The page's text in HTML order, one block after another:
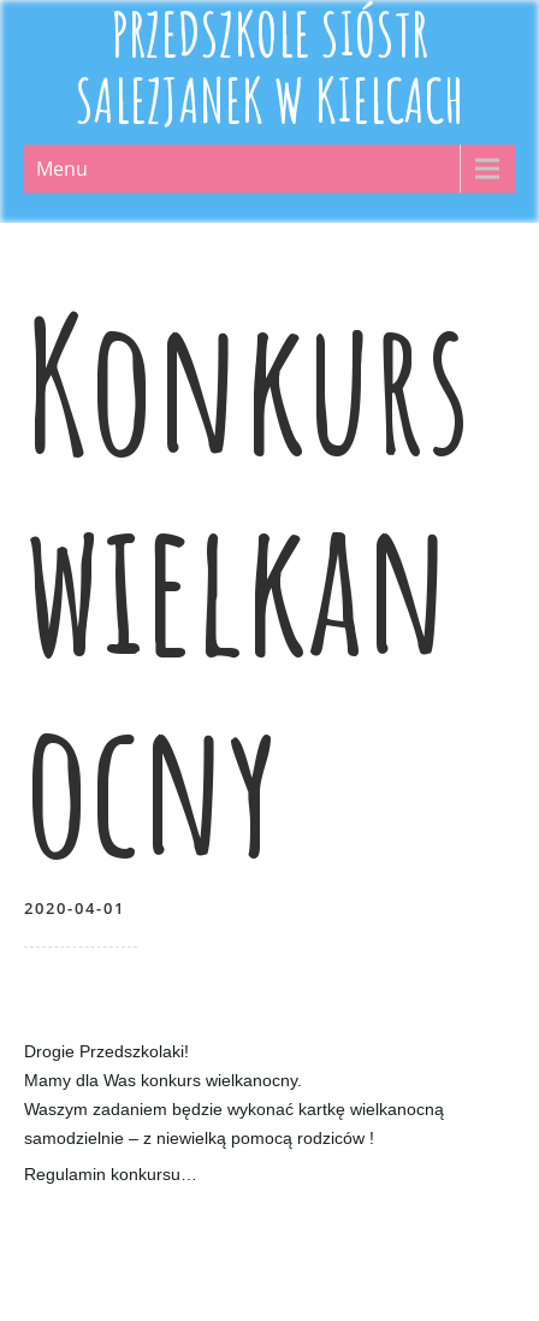
PRZEDSZKOLE SIÓSTR
SALEZJANEK W KIELCACH
Menu
Konkurs
wielkan
ocny
2020-04-01
Drogie Przedszkolaki!
Mamy dla Was konkurs wielkanocny.
Waszym zadaniem będzie wykonać kartkę wielkanocną
samodzielnie – z niewielką pomocą rodziców !
Regulamin konkursu…